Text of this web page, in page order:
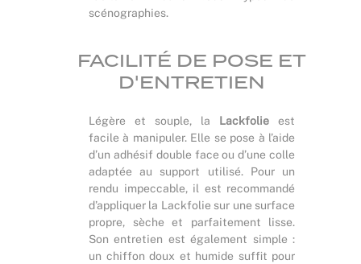
scénographies.
FACILITÉ DE POSE ET
D'ENTRETIEN
Légère et souple, la Lackfolie est
facile à manipuler. Elle se pose à l’aide
d’un adhésif double face ou d’une colle
adaptée au support utilisé. Pour un
rendu impeccable, il est recommandé
d’appliquer la Lackfolie sur une surface
propre, sèche et parfaitement lisse.
Son entretien est également simple :
un chiffon doux et humide suffit pour